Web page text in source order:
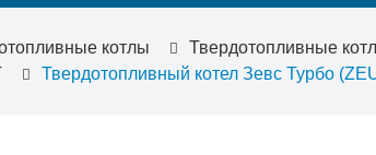
котлы
Твердотопливные
Твердотопливный котел Зевс Турбо